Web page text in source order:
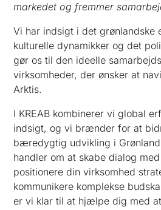
markedet og fremmer
Vi har indsigt i det grønlandske
kulturelle dynamikker og det
gør os til den ideelle
virksomheder, der ønsker at
Arktis.
I KREAB kombinerer vi global
indsigt, og vi brænder for at
bæredygtig udvikling i
handler om at skabe dialog
positionere din virksomhed
kommunikere komplekse
er vi klar til at hjælpe dig med